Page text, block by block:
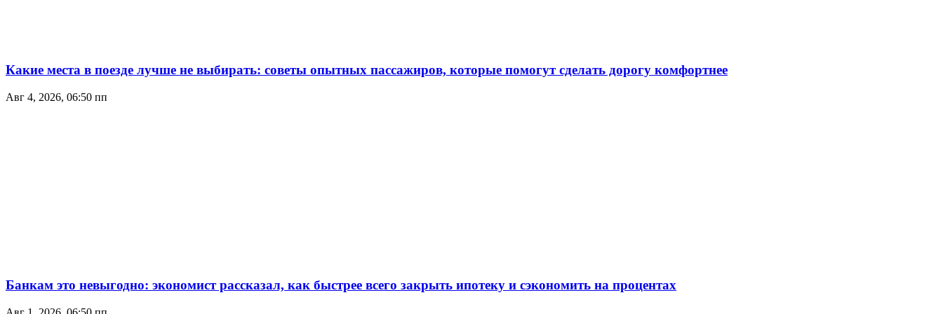
Какие места в поезде лучше не выбирать: советы опытных пассажиров, которые помогут сделать дорогу комфортнее
Авг 4, 2026, 06:50 пп
Банкам это невыгодно: экономист рассказал, как быстрее всего закрыть ипотеку и сэкономить на процентах